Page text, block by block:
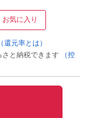
お気に入り
（還元率とは）
と納税できます
（控